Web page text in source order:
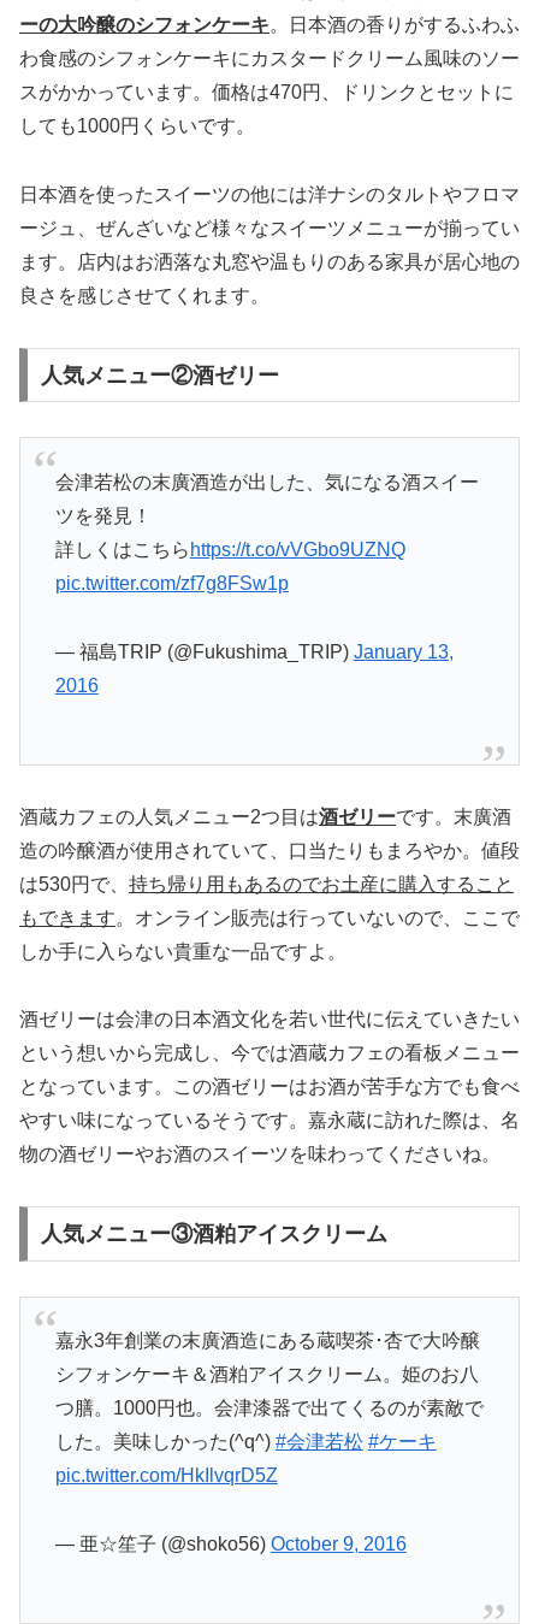
ーの大吟醸のシフォンケーキ。日本酒の香りがするふわふ
わ食感のシフォンケーキにカスタードクリーム風味のソー
スがかかっています。価格は470円、ドリンクとセットに
しても1000円くらいです。
日本酒を使ったスイーツの他には洋ナシのタルトやフロマ
ージュ、ぜんざいなど様々なスイーツメニューが揃ってい
ます。店内はお洒落な丸窓や温もりのある家具が居心地の
良さを感じさせてくれます。
人気メニュー②酒ゼリー
会津若松の末廣酒造が出した、気になる酒スイー
ツを発見！
詳しくはこちら https://t.co/vVGbo9UZNQ
pic.twitter.com/zf7g8FSw1p
— 福島TRIP (@Fukushima_TRIP) January 13,
2016
酒蔵カフェの人気メニュー2つ目は酒ゼリーです。末廣酒
造の吟醸酒が使用されていて、口当たりもまろやか。値段
は530円で、 持ち帰り用もあるのでお土産に購入すること
もできます。オンライン販売は行っていないので、ここで
しか手に入らない貴重な一品ですよ。
酒ゼリーは会津の日本酒文化を若い世代に伝えていきたい
という想いから完成し、今では酒蔵カフェの看板メニュー
となっています。この酒ゼリーはお酒が苦手な方でも食べ
やすい味になっているそうです。嘉永蔵に訪れた際は、名
物の酒ゼリーやお酒のスイーツを味わってくださいね。
人気メニュー③酒粕アイスクリーム
嘉永3年創業の末廣酒造にある蔵喫茶･杏で大吟醸
シフォンケーキ＆酒粕アイスクリーム。姫のお八
つ膳。1000円也。会津漆器で出てくるのが素敵で
した。美味しかった(^q^) #会津若松 #ケーキ
pic.twitter.com/HkIlvqrD5Z
— 亜☆笙子 (@shoko56) October 9, 2016